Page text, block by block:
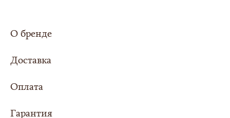
О бренде
Доставка
Сумма заказа составила
Оплата
Гарантия